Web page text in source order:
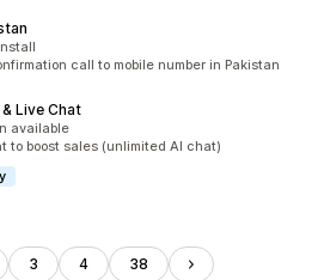
call to mobile number in Pakistan
Live Chat
available
to boost sales (unlimited AI chat)
3 4 38